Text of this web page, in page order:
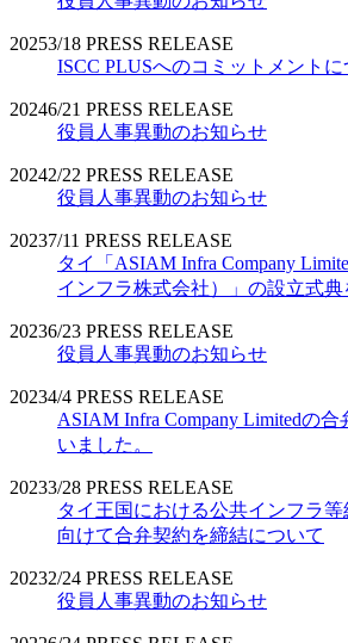
20253/18 PRESS RELEASE
ISCC PLUSへのコミットメントに
20246/21 PRESS RELEASE
役員人事異動のお知らせ
20242/22 PRESS RELEASE
役員人事異動のお知らせ
20237/11 PRESS RELEASE
タイ「ASIAM Infra Company
インフラ株式会社）」の設立式
20236/23 PRESS RELEASE
役員人事異動のお知らせ
20234/4 PRESS RELEASE
ASIAM Infra Company Limitedの
いました。
20233/28 PRESS RELEASE
タイ王国における公共インフラ
向けて合弁契約を締結について
20232/24 PRESS RELEASE
役員人事異動のお知らせ